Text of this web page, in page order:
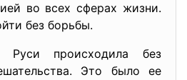
во всех сферах жизни.
без борьбы.
происходила без
Это было ее